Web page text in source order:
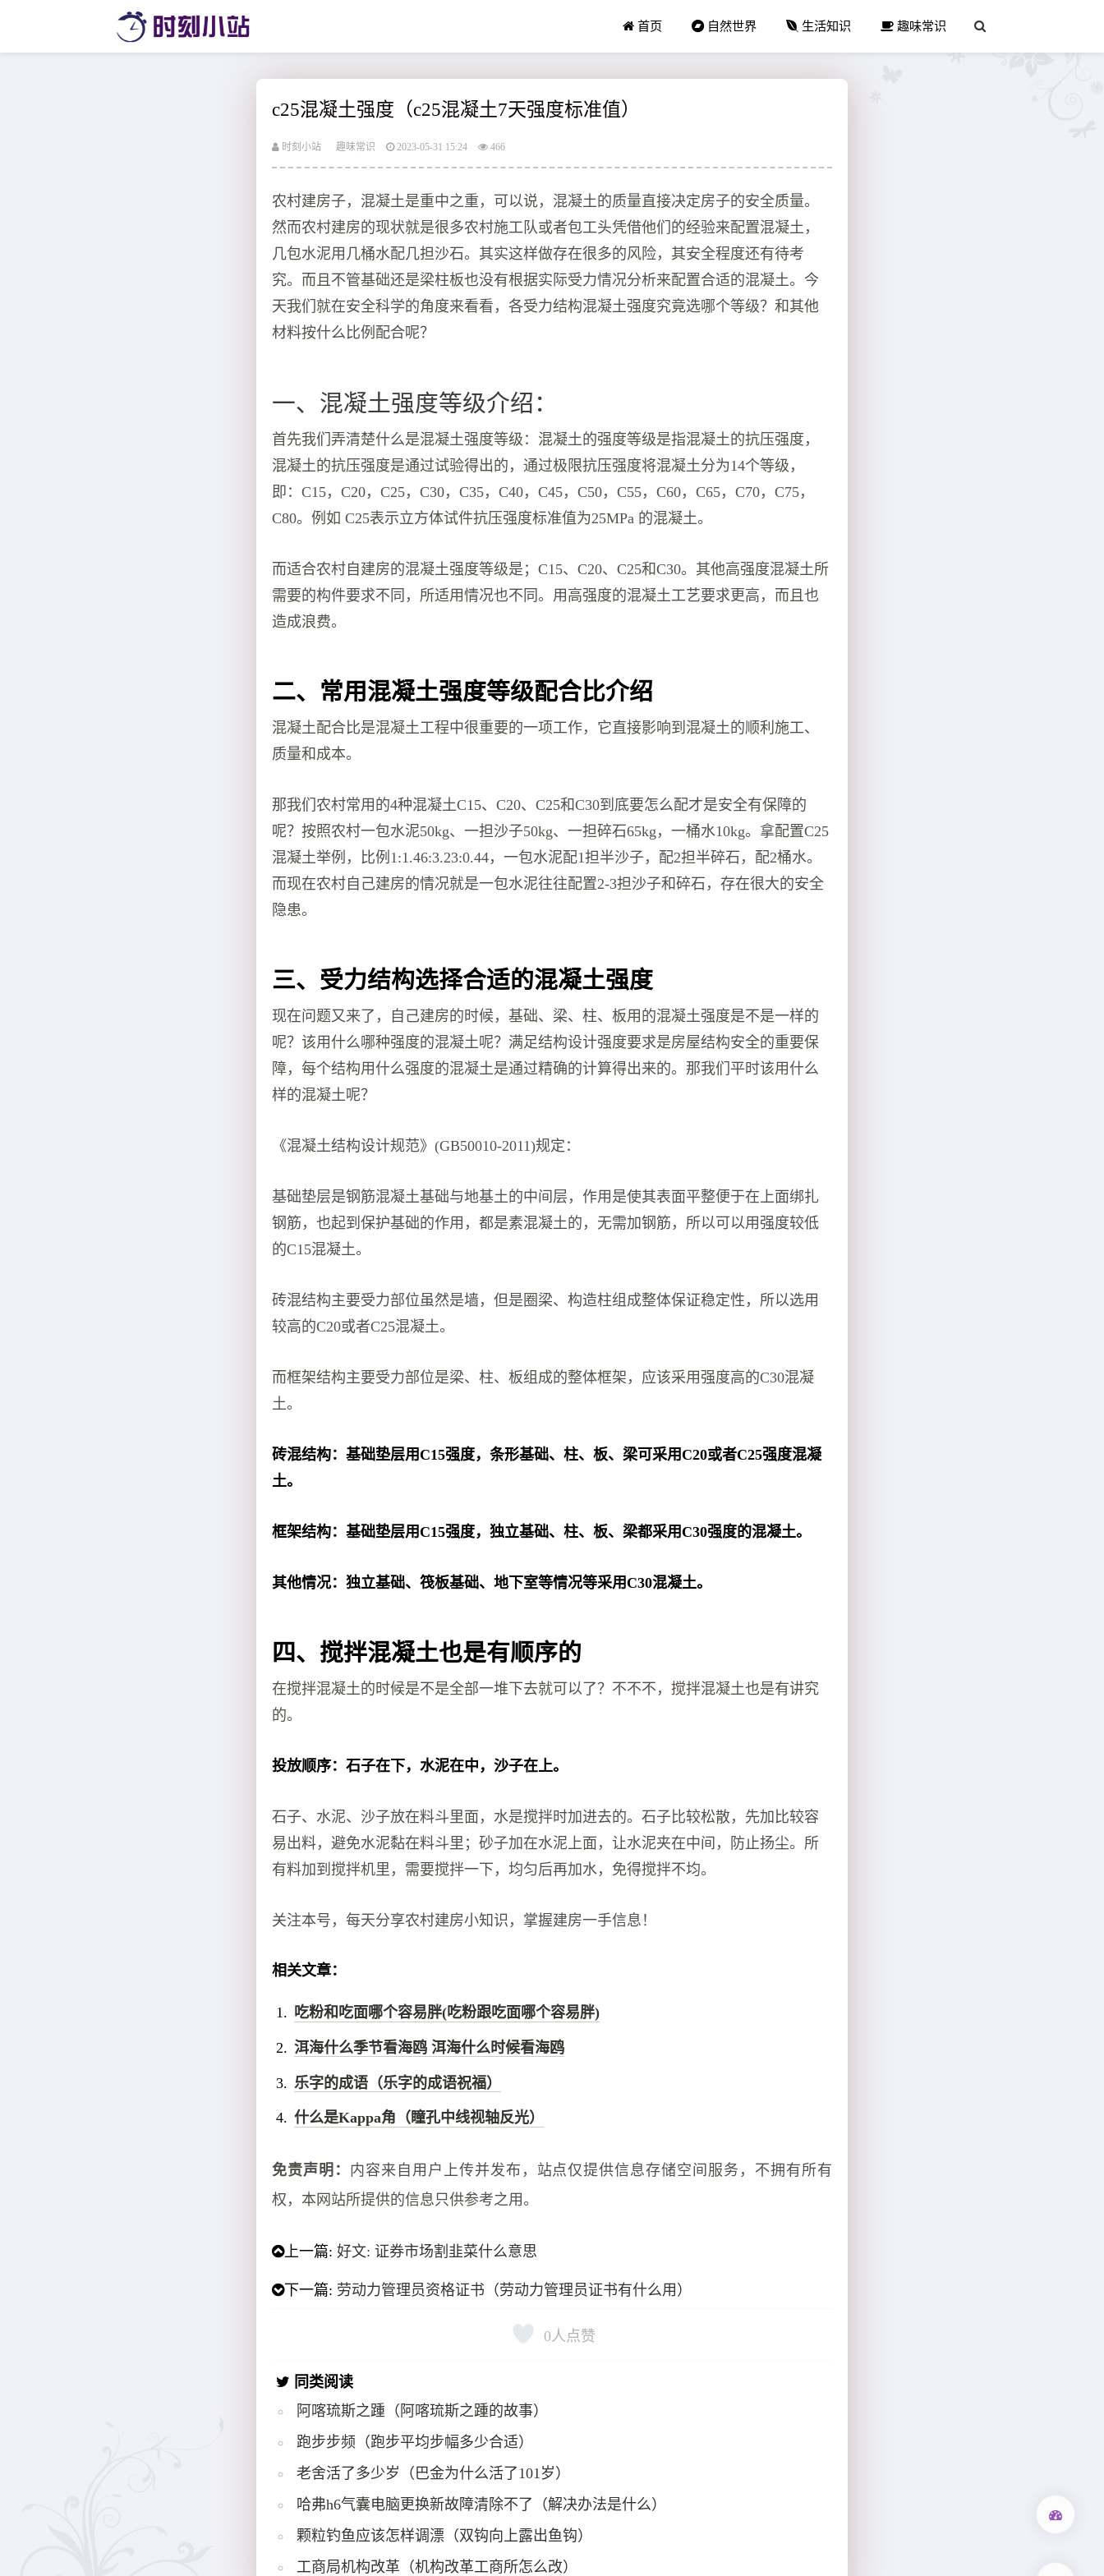
首页 自然世界 生活知识 趣味常识
c25混凝土强度（c25混凝土7天强度标准值）
时刻小站 趣味常识 2023-05-31 15:24 466
农村建房子，混凝土是重中之重，可以说，混凝土的质量直接决定房子的安全质量。
然而农村建房的现状就是很多农村施工队或者包工头凭借他们的经验来配置混凝土，
几包水泥用几桶水配几担沙石。其实这样做存在很多的风险，其安全程度还有待考
究。而且不管基础还是梁柱板也没有根据实际受力情况分析来配置合适的混凝土。今
天我们就在安全科学的角度来看看，各受力结构混凝土强度究竟选哪个等级？和其他
材料按什么比例配合呢？
一、混凝土强度等级介绍：
首先我们弄清楚什么是混凝土强度等级：混凝土的强度等级是指混凝土的抗压强度，
混凝土的抗压强度是通过试验得出的，通过极限抗压强度将混凝土分为14个等级，
即：C15，C20，C25，C30，C35，C40，C45，C50，C55，C60，C65，C70，C75，
C80。例如 C25表示立方体试件抗压强度标准值为25MPa 的混凝土。
而适合农村自建房的混凝土强度等级是；C15、C20、C25和C30。其他高强度混凝土所
需要的构件要求不同，所适用情况也不同。用高强度的混凝土工艺要求更高，而且也
造成浪费。
二、常用混凝土强度等级配合比介绍
混凝土配合比是混凝土工程中很重要的一项工作，它直接影响到混凝土的顺利施工、
质量和成本。
那我们农村常用的4种混凝土C15、C20、C25和C30到底要怎么配才是安全有保障的
呢？按照农村一包水泥50kg、一担沙子50kg、一担碎石65kg，一桶水10kg。拿配置C25
混凝土举例，比例1:1.46:3.23:0.44，一包水泥配1担半沙子，配2担半碎石，配2桶水。
而现在农村自己建房的情况就是一包水泥往往配置2-3担沙子和碎石，存在很大的安全
隐患。
三、受力结构选择合适的混凝土强度
现在问题又来了，自己建房的时候，基础、梁、柱、板用的混凝土强度是不是一样的
呢？该用什么哪种强度的混凝土呢？满足结构设计强度要求是房屋结构安全的重要保
障，每个结构用什么强度的混凝土是通过精确的计算得出来的。那我们平时该用什么
样的混凝土呢？
《混凝土结构设计规范》(GB50010-2011)规定：
基础垫层是钢筋混凝土基础与地基土的中间层，作用是使其表面平整便于在上面绑扎
钢筋，也起到保护基础的作用，都是素混凝土的，无需加钢筋，所以可以用强度较低
的C15混凝土。
砖混结构主要受力部位虽然是墙，但是圈梁、构造柱组成整体保证稳定性，所以选用
较高的C20或者C25混凝土。
而框架结构主要受力部位是梁、柱、板组成的整体框架，应该采用强度高的C30混凝
土。
砖混结构：基础垫层用C15强度，条形基础、柱、板、梁可采用C20或者C25强度混凝
土。
框架结构：基础垫层用C15强度，独立基础、柱、板、梁都采用C30强度的混凝土。
其他情况：独立基础、筏板基础、地下室等情况等采用C30混凝土。
四、搅拌混凝土也是有顺序的
在搅拌混凝土的时候是不是全部一堆下去就可以了？不不不，搅拌混凝土也是有讲究
的。
投放顺序：石子在下，水泥在中，沙子在上。
石子、水泥、沙子放在料斗里面，水是搅拌时加进去的。石子比较松散，先加比较容
易出料，避免水泥黏在料斗里；砂子加在水泥上面，让水泥夹在中间，防止扬尘。所
有料加到搅拌机里，需要搅拌一下，均匀后再加水，免得搅拌不均。
关注本号，每天分享农村建房小知识，掌握建房一手信息！
相关文章：
吃粉和吃面哪个容易胖(吃粉跟吃面哪个容易胖)
洱海什么季节看海鸥 洱海什么时候看海鸥
乐字的成语（乐字的成语祝福）
什么是Kappa角（瞳孔中线视轴反光）
免责声明： 内容来自用户上传并发布，站点仅提供信息存储空间服务，不拥有所有
权，本网站所提供的信息只供参考之用。
上一篇:好文: 证券市场割韭菜什么意思
下一篇: 劳动力管理员资格证书（劳动力管理员证书有什么用）
0 人点赞
同类阅读
阿喀琉斯之踵（阿喀琉斯之踵的故事）
跑步步频（跑步平均步幅多少合适）
老舍活了多少岁（巴金为什么活了101岁）
哈弗h6气囊电脑更换新故障清除不了（解决办法是什么）
颗粒钓鱼应该怎样调漂（双钩向上露出鱼钩）
工商局机构改革（机构改革工商所怎么改）